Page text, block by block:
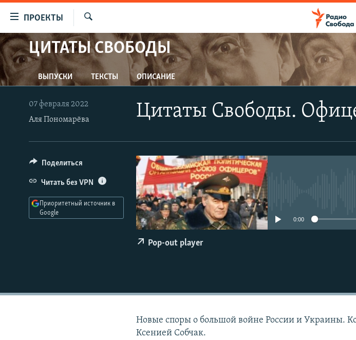
упрощенного
доступа
Вернуться
к
основному
содержанию
навигации
Вернутся
ПРОЕКТЫ
ПРОГРАММЫ
ПОДКАСТЫ
АВТОРСКИЕ ПРОЕКТЫ
ЦИТАТЫ СВОБОДЫ
МНЕНИЯ
КУЛЬТУРА
IDEL.РЕАЛИИ
КАВКАЗ.РЕАЛИИ
СЕВЕР.РЕАЛИИ
СИБИРЬ.РЕАЛИИ
Искать
ЦИТАТЫ СВОБОДЫ
Apple
Spotify
YouTube
ВЫПУСКИ ТЕКСТЫ ОПИСАНИЕ
Цитаты Свободы.
07 февраля 2022
Аля Пономарёва
0:00
Pop-out player
Поделиться
Читать без VPN
Приоритетный источник в
Google
Новые споры о большой войне России и Украины.
Ксенией Собчак.